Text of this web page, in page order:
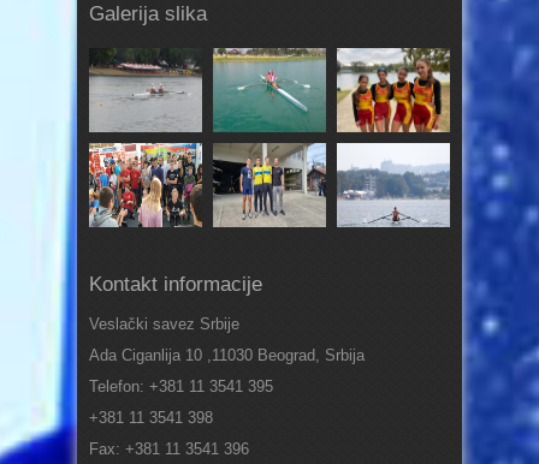
Galerija slika
Kontakt informacije
Veslački savez Srbije
Ada Ciganlija 10 ,11030 Beograd, Srbija
Telefon: +381 11 3541 395
+381 11 3541 398
Fax: +381 11 3541 396